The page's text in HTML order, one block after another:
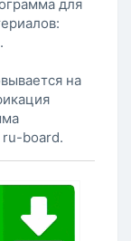
для
на
ru-board.